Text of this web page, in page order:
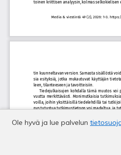
Ole hyvä ja lue palvelun